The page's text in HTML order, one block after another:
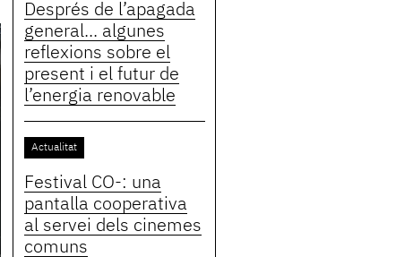
Després de l’apagada
general... algunes
reflexions sobre el
present i el futur de
l’energia renovable
Actualitat
Festival CO-: una
pantalla cooperativa
al servei dels cinemes
comuns